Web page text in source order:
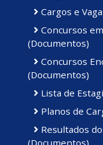
Cargos e
Concursos
(Documentos)
Concursos
(Documentos)
Lista de
Planos de
Resultados
(Documentos)